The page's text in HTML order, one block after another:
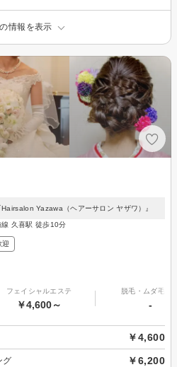
情報を表示
Yazawa（ヘアーサロン ヤザワ）』
線 久喜駅 徒歩10分
迎
フェイシャルエステ
￥4,600～
脱毛・ムダ毛処
-
￥4,600
グ ￥6,200